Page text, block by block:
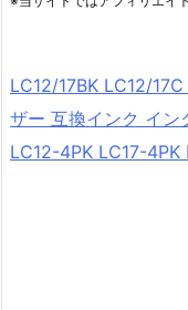
LC12/17BK LC12/
ザー 互換インク イン
LC12-4PK LC17-